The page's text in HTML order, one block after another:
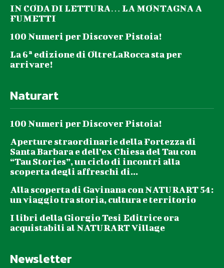
IN CODA DI LETTURA… LA MONTAGNA A
FUMETTI
100 Numeri per Discover Pistoia!
La 6ª edizione di OltreLaRocca sta per
arrivare!
Naturart
100 Numeri per Discover Pistoia!
Aperture straordinarie della Fortezza di
Santa Barbara e dell’ex Chiesa del Tau con
“Tau Stories”, un ciclo di incontri alla
scoperta degli affreschi di...
Alla scoperta di Gavinana con NATURART 54:
un viaggio tra storia, cultura e territorio
I libri della Giorgio Tesi Editrice ora
acquistabili al NATURART Village
Newsletter